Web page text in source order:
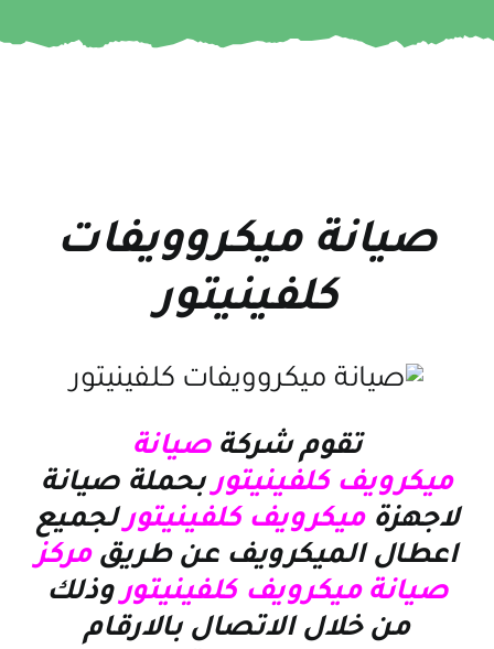
صيانة ميكروويفات
كلفينيتور
تقوم شركةصيانة
ميكرويف كلفينيتور بحملة صيانة
لاجهزة ميكرويف كلفينيتور لجميع
اعطال الميكرويف عن طريق مركز
صيانة ميكرويف كلفينيتور وذلك
من خلال الاتصال بالارقام